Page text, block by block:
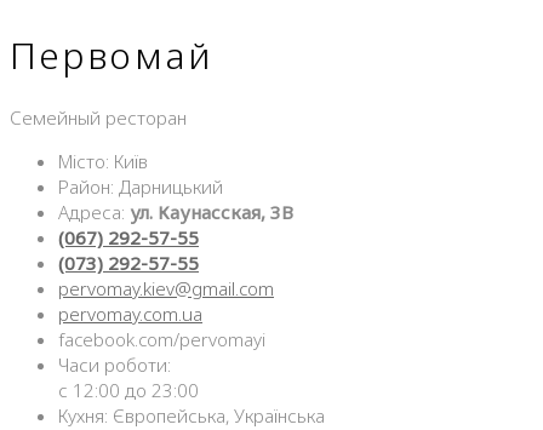
Первомай
Семейный ресторан
Місто: Київ
Район: Дарницький
Адреса: ул. Каунасская, 3В
(067) 292-57-55
(073) 292-57-55
pervomay.kiev@gmail.com
pervomay.com.ua
facebook.com/pervomayi
Часи роботи:
с 12:00 до 23:00
Кухня: Європейська, Українська